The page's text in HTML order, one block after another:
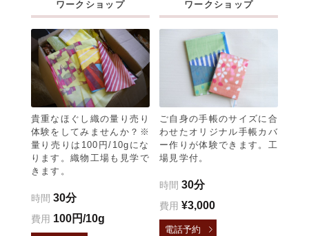
ワークショップ
貴重なほぐし織の量り売り
体験をしてみませんか？※
量り売りは100円/10gにな
ります。織物工場も見学で
きます。
時間 30分
費用 100円/10g
ワークショップ
ご自身の手帳のサイズに合
わせたオリジナル手帳カバ
ー作りが体験できます。工
場見学付。
時間 30分
費用 ¥3,000
電話予約